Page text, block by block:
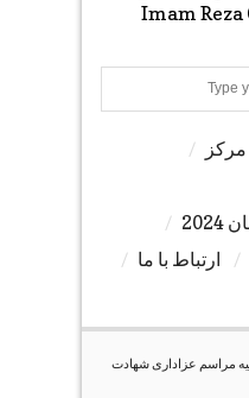
Imam
مرکز
ارتباط با ما
مراسم عزاداری شهادت